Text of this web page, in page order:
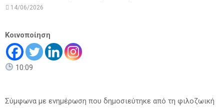
14/06/2026
Κοινοποίηση
10:09
Σύμφωνα με ενημέρωση που δημοσιεύτηκε από τη φιλοζωική